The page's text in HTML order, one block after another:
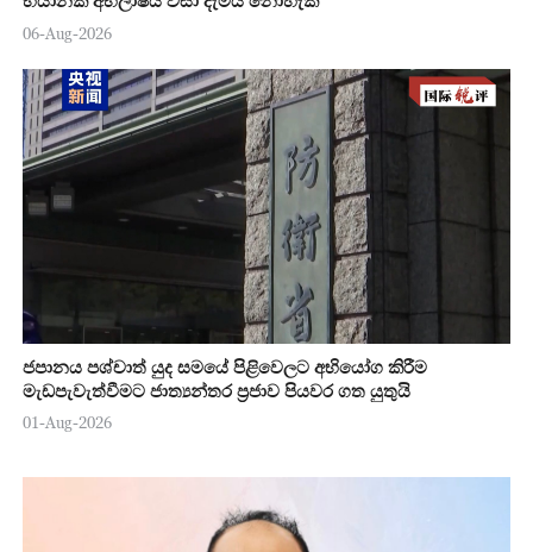
06-Aug-2026
ජපානය පශ්චාත් යුද සමයේ පිළිවෙලට අභියෝග කිරීම
මැඩපැවැත්වීමට ජාත්‍යන්තර ප්‍රජාව පියවර ගත යුතුයි
01-Aug-2026